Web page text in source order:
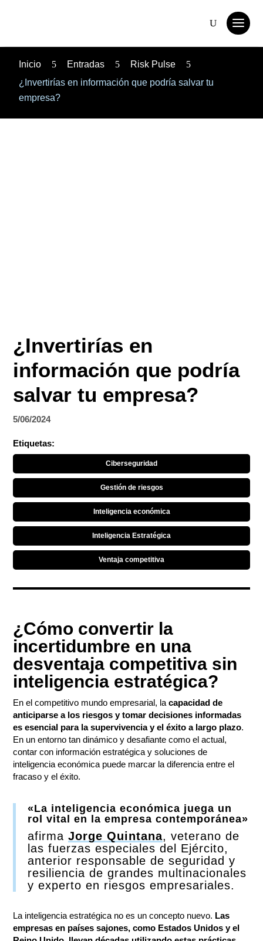
Inicio 5 Entradas 5 Risk Pulse
5
¿Invertirías en información que podría salvar tu
empresa?
¿Invertirías en
información que podría
salvar tu empresa?
5/06/2024
Etiquetas:
Ciberseguridad
Gestión de riesgos
Inteligencia económica
Inteligencia Estratégica
Ventaja competitiva
¿Cómo convertir la
incertidumbre en una
desventaja competitiva sin
inteligencia estratégica?
En el competitivo mundo empresarial, lacapacidad de
anticiparse a los riesgos y tomar decisiones informadas
es esencial para la supervivencia y el éxito a largo plazo.
En un entorno tan dinámico y desafiante como el actual,
contar con información estratégica y soluciones de
inteligencia económica puede marcar la diferencia entre el
fracaso y el éxito.
«La inteligencia económica juega un
rol vital en la empresa contemporánea»
afirmaJorge Quintana, veterano de
las fuerzas especiales del Ejército,
anterior responsable de seguridad y
resiliencia de grandes multinacionales
y experto en riesgos empresariales.
La inteligencia estratégica no es un concepto nuevo. Las
empresas en países sajones, como Estados Unidos y el